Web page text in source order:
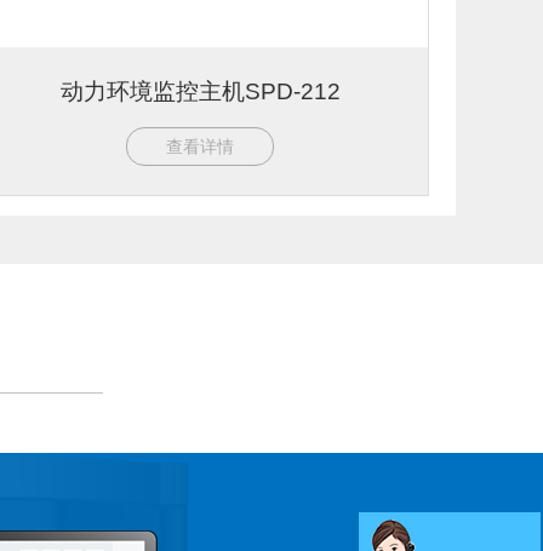
动力环境监控主机SPD-212
查看详情